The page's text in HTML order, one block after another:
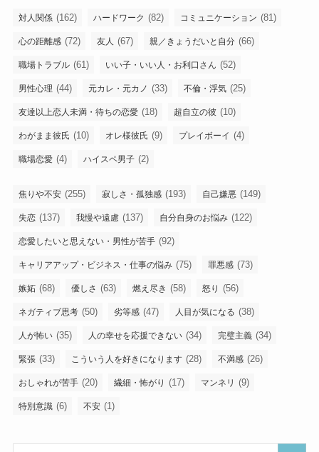
対人関係 (162) ハードワーク (82) コミュニケーション (81)
心の距離感 (72) 友人 (67) 親／きょうだいと自分 (66)
職場トラブル (61) いい子・いい人・お利口さん (52)
男性心理 (44) 元カレ・元カノ (33) 不倫・浮気 (25)
友達以上恋人未満・待ちの恋愛 (18) 超自立の彼 (10)
わがまま彼氏 (10) オレ様彼氏 (9) プレイボーイ (4)
職場恋愛 (4) ハイスペ男子 (2)
焦りや不安 (255) 寂しさ・孤独感 (193) 自己嫌悪 (149)
失恋 (137) 我慢や遠慮 (137) 自分自身のお悩み (122)
恋愛したいと思えない・男性が苦手 (92)
キャリアアップ・ビジネス・仕事の悩み (75) 罪悪感 (73)
嫉妬 (68) 優しさ (63) 燃え尽き (58) 怒り (56)
ネガティブ思考 (50) 劣等感 (47) 人目が気になる (38)
人が怖い (35) 人の幸せを応援できない (34) 完璧主義 (34)
緊張 (33) こういう人を好きになります (28) 不満感 (26)
おしゃれが苦手 (20) 繊細・怖がり (17) マンネリ (9)
特別意識 (6) 不安 (1)